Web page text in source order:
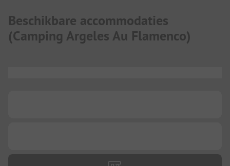
Beschikbare accommodaties
(Camping Argeles Au Flamenco)